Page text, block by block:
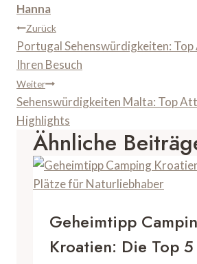
Hanna
Beitragsnavigation
Zurück
Portugal Sehenswürdigkeiten:
Ihren Besuch
Weiter
Sehenswürdigkeiten Malta: Top
Highlights
Ähnliche
Geheimtipp
Kroatien: Die Top